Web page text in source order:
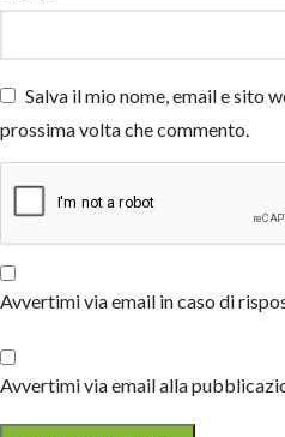
Salva il mio nome, email e sito
prossima volta che commento.
Avvertimi via email in caso di
Avvertimi via email alla